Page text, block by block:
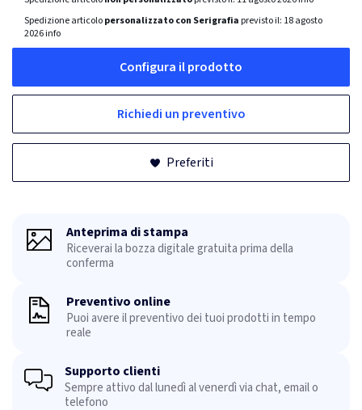
Spedizione articolopersonalizzato con Serigrafia previsto il: 18 agosto
2026info
Configura il prodotto
Richiedi un preventivo
Preferiti
Anteprima di stampa
Riceverai la bozza digitale gratuita prima della
conferma
Preventivo online
Puoi avere il preventivo dei tuoi prodotti in tempo
reale
Supporto clienti
Sempre attivo dal lunedì al venerdì via chat, email o
telefono